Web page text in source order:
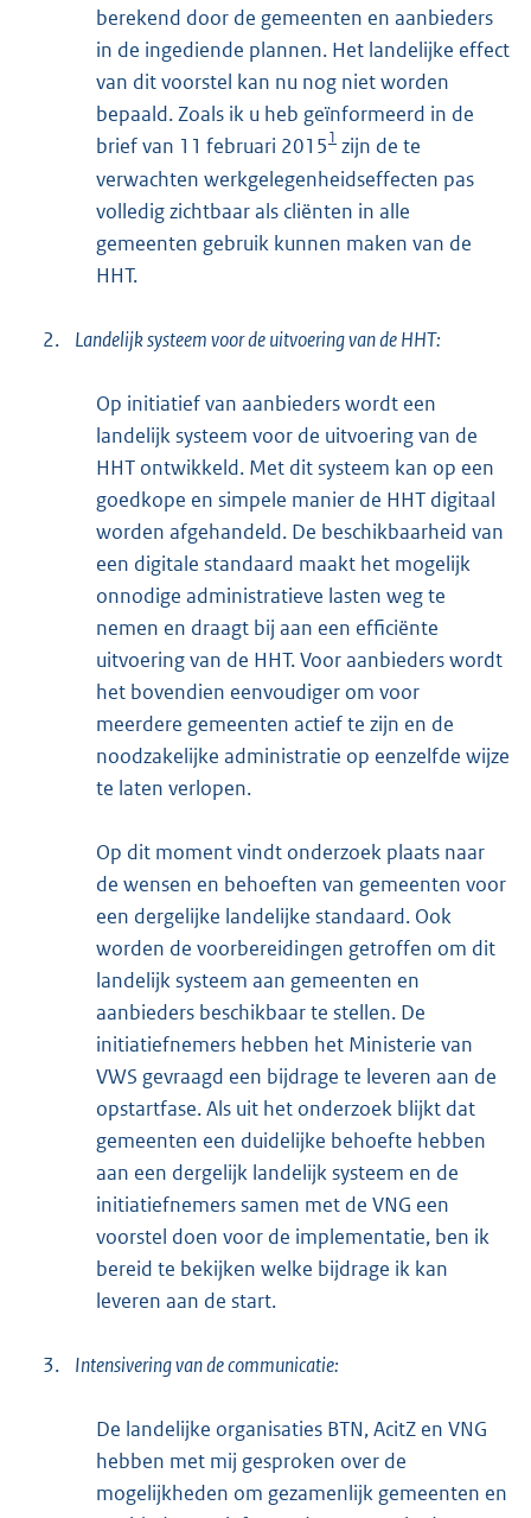
berekend door de gemeenten en aanbieders
in de ingediende plannen. Het landelijke effect
van dit voorstel kan nu nog niet worden
bepaald. Zoals ik u heb geïnformeerd in de
brief van 11 februari 20151 zijn de te
verwachten werkgelegenheidseffecten pas
volledig zichtbaar als cliënten in alle
gemeenten gebruik kunnen maken van de
HHT.
2. Landelijk systeem voor de uitvoering van de HHT:
Op initiatief van aanbieders wordt een
landelijk systeem voor de uitvoering van de
HHT ontwikkeld. Met dit systeem kan op een
goedkope en simpele manier de HHT digitaal
worden afgehandeld. De beschikbaarheid van
een digitale standaard maakt het mogelijk
onnodige administratieve lasten weg te
nemen en draagt bij aan een efficiënte
uitvoering van de HHT. Voor aanbieders wordt
het bovendien eenvoudiger om voor
meerdere gemeenten actief te zijn en de
noodzakelijke administratie op eenzelfde wijze
te laten verlopen.
Op dit moment vindt onderzoek plaats naar
de wensen en behoeften van gemeenten voor
een dergelijke landelijke standaard. Ook
worden de voorbereidingen getroffen om dit
landelijk systeem aan gemeenten en
aanbieders beschikbaar te stellen. De
initiatiefnemers hebben het Ministerie van
VWS gevraagd een bijdrage te leveren aan de
opstartfase. Als uit het onderzoek blijkt dat
gemeenten een duidelijke behoefte hebben
aan een dergelijk landelijk systeem en de
initiatiefnemers samen met de VNG een
voorstel doen voor de implementatie, ben ik
bereid te bekijken welke bijdrage ik kan
leveren aan de start.
3. Intensivering van de communicatie:
De landelijke organisaties BTN, AcitZ en VNG
hebben met mij gesproken over de
mogelijkheden om gezamenlijk gemeenten en